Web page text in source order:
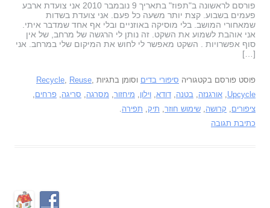
פורסם לראשונה ב"תפוז" בתאריך 9 נובמבר 2010 אני צועדת ארבע
פעמים בשבוע. קצת יותר משעה כל פעם. אני צועדת בשדות
שמאחורי המושב. בלי מוסיקה באוזניים ובלי אף אחד שמדבר איתי.
אני אוהבת לשמוע את השקט. זה נותן לי הרגשה של מרחב, של אין
סוף אפשרויות . השקט מאפשר לי לחוש את המיקום שלי במרחב. אני
[…]
פוסט פורסם בקטגוריה סיפורי בדים וסומן בתגיות Recycle, Reuse,
Upcycle
, אורגנזה, בטנה, דודא, וילון, מיחזור, מסרגה, סריגה, פרחים,
ציפורים, קרושה, שימוש חוזר, תיק, תפירה.
כתיבת תגובה